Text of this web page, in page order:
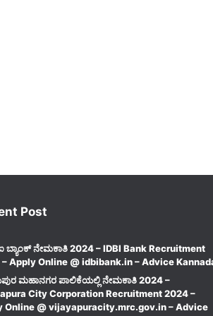
Post
ನೇಮಕಾತಿ 2024 – IDBI Bank Recruitment
Apply Online @ idbibank.in – Advice
ಮಹಾನಗರ ಪಾಲಿಕೆಯಲ್ಲಿ ನೇಮಕಾತಿ 2024 –
City Corporation Recruitment 2024 –
Online @ vijayapuracity.mrc.gov.in – Advice